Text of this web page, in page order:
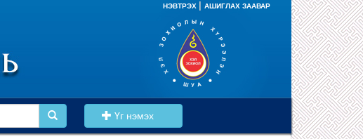
НЭВТРЭХ АШИГЛАХ ЗААВАР
Үг нэмэх